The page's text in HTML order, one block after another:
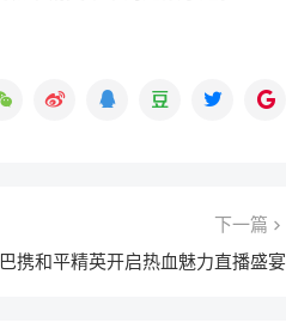
下一篇
携和平精英开启热血魅力直播盛宴